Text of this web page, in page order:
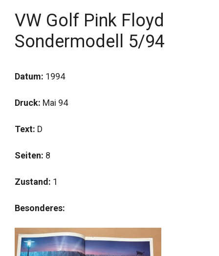
VW Golf Pink Floyd
Sondermodell 5/94
Datum: 1994
Druck: Mai 94
Text: D
Seiten: 8
Zustand: 1
Besonderes: